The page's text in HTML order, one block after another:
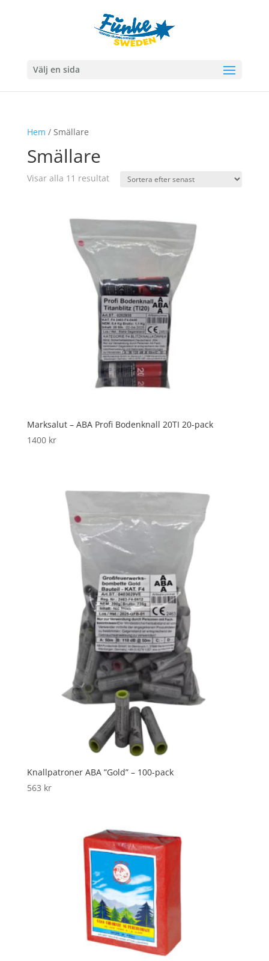
Välj en sida
Hem / Smällare
Smällare
Visar alla 11 resultatSortera
Marksalut – ABA Profi Bodenknall 20TI 20-pack
1400 kr
Knallpatroner ABA ”Gold” – 100-pack
563 kr